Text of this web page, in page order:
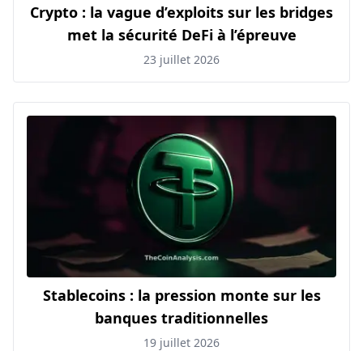
Crypto : la vague d’exploits sur les bridges
met la sécurité DeFi à l’épreuve
23 juillet 2026
Stablecoins : la pression monte sur les
banques traditionnelles
19 juillet 2026